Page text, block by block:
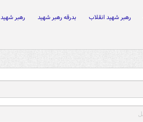
رهبر شهید انقلاب بدرقه رهبر شهید
رهبر شهید